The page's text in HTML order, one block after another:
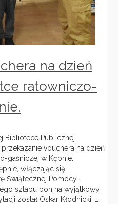
na dzień
ratowniczo-
Bibliotece Publicznej
vouchera na dzień
gaśniczej w Kępnie.
włączając się
Świątecznej Pomocy,
sztabu bon na wyjątkowy
został Oskar Kłodnicki, …